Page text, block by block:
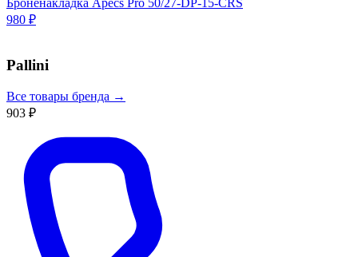
980 ₽
Pallini
Все товары бренда →
903 ₽